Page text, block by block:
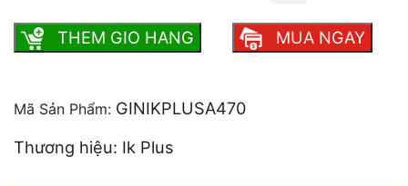
THEM GIO HANG MUA NGAY
Mã Sản Phẩm: GINIKPLUSA470
Thương hiệu: Ik Plus